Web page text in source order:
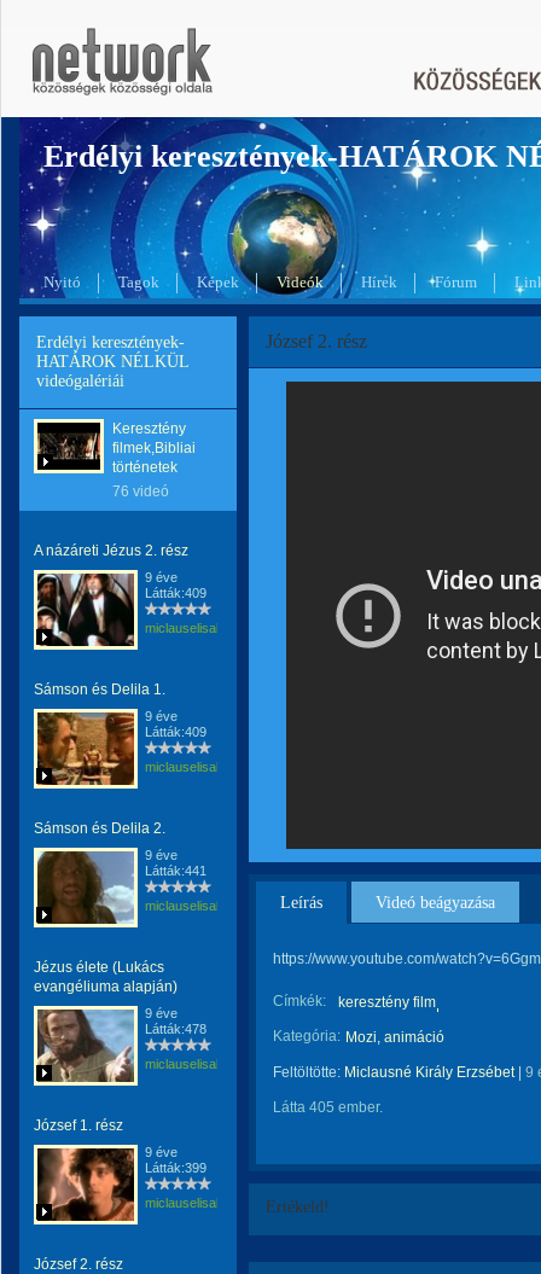
Erdélyi keresztények-HATÁROK
Nyitó Tagok Képek Videók Hírek Fórum
Erdélyi keresztények-
HATÁROK NÉLKÜL
videógalériái
Keresztény
filmek,Bibliai
történetek
76 videó
A názáreti Jézus 2. rész
9 éve
Látták:409
miclauselisabeta
Sámson és Delila 1.
9 éve
Látták:409
miclauselisabeta
Sámson és Delila 2.
9 éve
Látták:441
miclauselisabeta
Jézus élete (Lukács
evangéliuma alapján)
9 éve
Látták:478
miclauselisabeta
József 1. rész
9 éve
Látták:399
miclauselisabeta
József 2. rész
József 2. rész
Leírás Videó beágyazása
https://www.youtube.com/
Címkék:
keresztény film
Kategória: Mozi, animáció
Feltöltötte: Miclausné Király Erzsébet| 9
Látta 405 ember.
Értékeld!